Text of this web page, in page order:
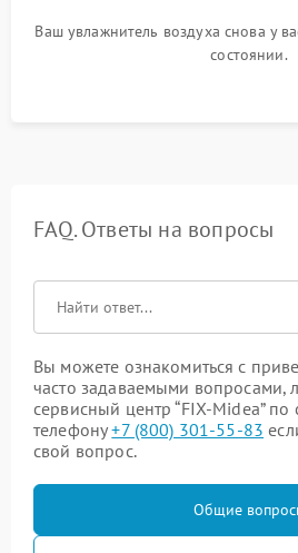
Ваш увлажнитель воздуха снова у
состоянии.
FAQ. Ответы на вопросы
Вы можете ознакомиться с
часто задаваемыми вопросами,
сервисный центр “FIX-Midea”
телефону+7 (800) 301-55-83
свой вопрос.
Общие